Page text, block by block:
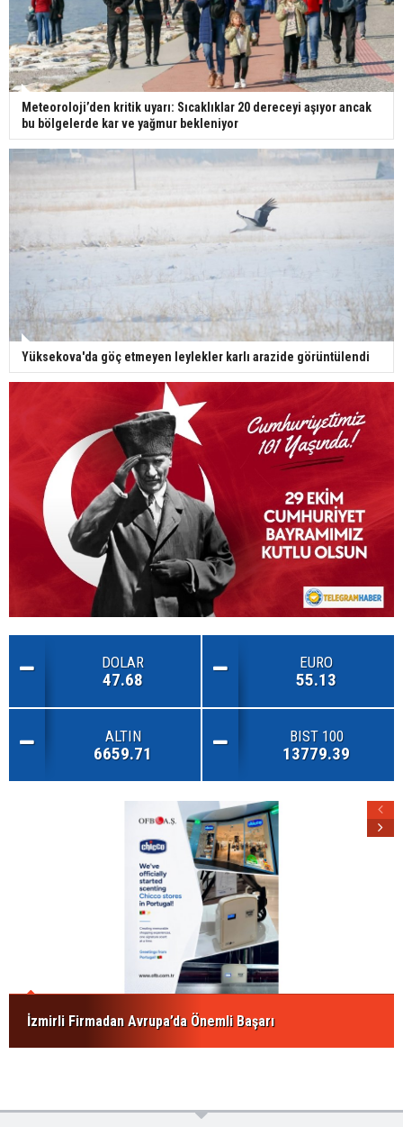
Meteoroloji’den kritik uyarı: Sıcaklıklar 20 dereceyi aşıyor ancak
bu bölgelerde kar ve yağmur bekleniyor
Yüksekova'da göç etmeyen leylekler karlı arazide görüntülendi
DOLAR
47.68
EURO
55.13
ALTIN
6659.71
BIST 100
13779.39
İzmirli Firmadan Avrupa’da Önemli Başarı